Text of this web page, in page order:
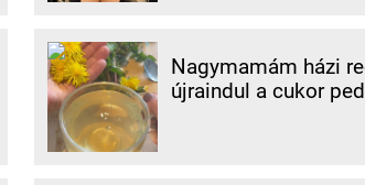
Nagymamám házi
újraindul a cukor